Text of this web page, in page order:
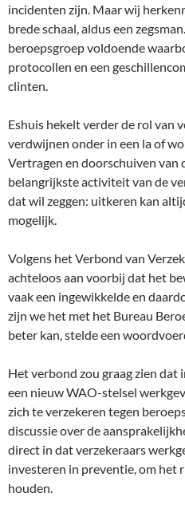
incidenten zijn. Maar wij
brede schaal, aldus een
beroepsgroep voldoende
protocollen en een
clinten.
Eshuis hekelt verder de rol van
verdwijnen onder in een la of
Vertragen en doorschuiven van
belangrijkste activiteit van de
dat wil zeggen: uitkeren kan
mogelijk.
Volgens het Verbond van
achteloos aan voorbij dat het
vaak een ingewikkelde en
zijn we het met het Bureau
beter kan, stelde een
Het verbond zou graag zien
een nieuw WAO-stelsel
zich te verzekeren tegen
discussie over de
direct in dat verzekeraars
investeren in preventie, om het
houden.